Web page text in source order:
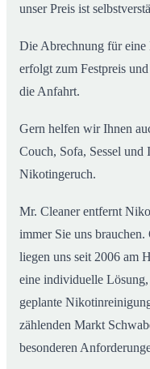
unser Preis ist
Die Abrechnung für
erfolgt zum Festpreis
die Anfahrt.
Gern helfen wir Ihnen
Couch, Sofa, Sessel und
Nikotingeruch.
Mr. Cleaner entfernt
immer Sie uns
liegen uns seit 2006 am
eine individuelle
geplante
zählenden Markt
besonderen